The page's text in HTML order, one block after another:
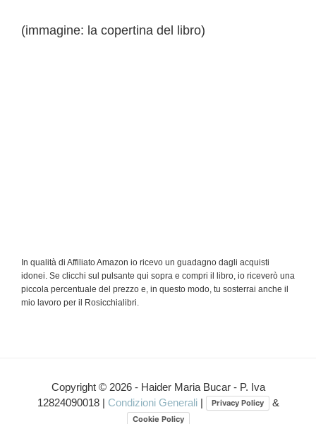
(immagine: la copertina del libro)
In qualità di Affiliato Amazon io ricevo un guadagno dagli acquisti
idonei. Se clicchi sul pulsante qui sopra e compri il libro, io riceverò una
piccola percentuale del prezzo e, in questo modo, tu sosterrai anche il
mio lavoro per il Rosicchialibri.
lettore
Copyright © 2026 - Haider Maria Bucar - P. Iva
12824090018 | Condizioni Generali | Privacy Policy &
Cookie Policy